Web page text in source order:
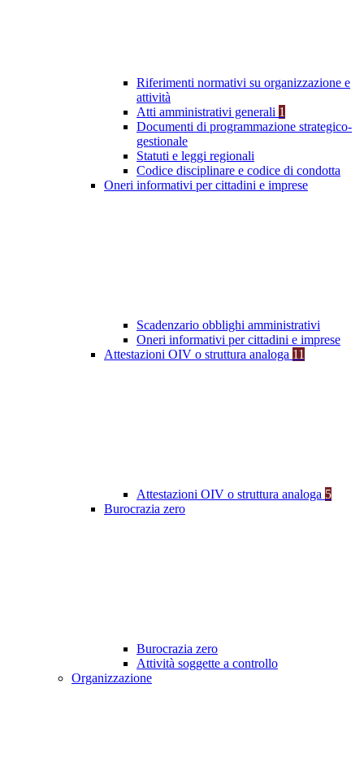
Riferimenti normativi su organizzazione e
attività
Atti amministrativi generali 1
Documenti di programmazione strategico-
gestionale
Statuti e leggi regionali
Codice disciplinare e codice di condotta
Oneri informativi per cittadini e imprese
Scadenzario obblighi amministrativi
Oneri informativi per cittadini e imprese
Attestazioni OIV o struttura analoga 11
Attestazioni OIV o struttura analoga 5
Burocrazia zero
Burocrazia zero
Attività soggette a controllo
Organizzazione